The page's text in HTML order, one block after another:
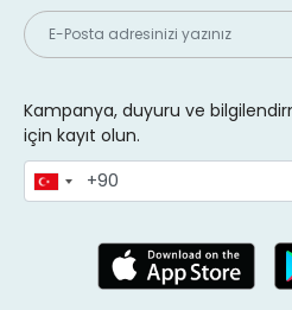
Kampanya, duyuru ve
için kayıt olun.